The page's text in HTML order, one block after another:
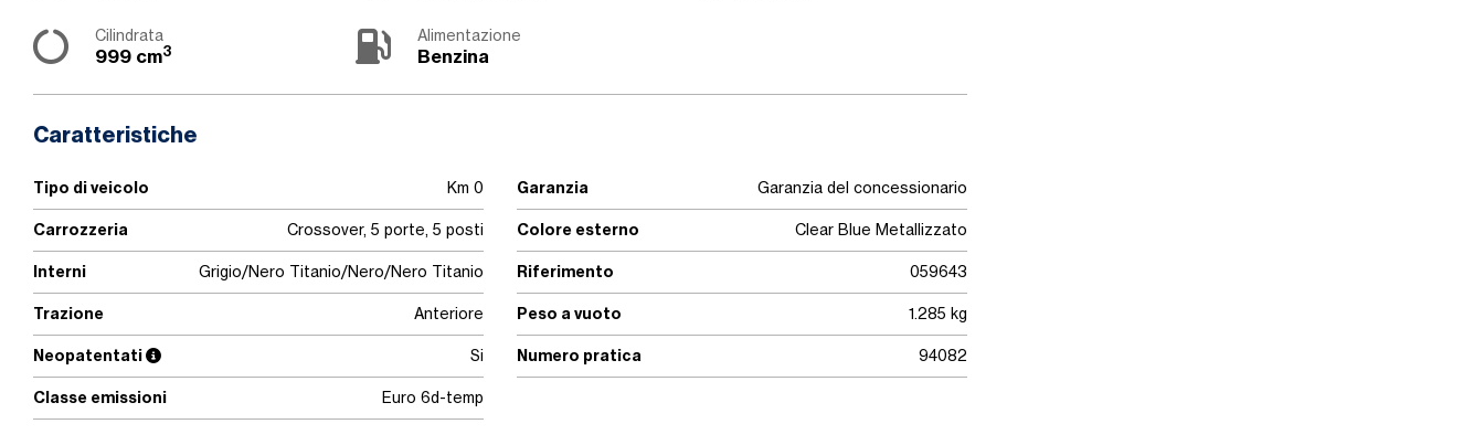
Cilindrata
999 cm3
Alimentazione
Benzina
Caratteristiche
Tipo di veicolo Km 0 Garanzia Garanzia del concessionario
Carrozzeria Crossover, 5 porte, 5 posti Colore esterno Clear Blue Metallizzato
Interni Grigio/Nero Titanio/Nero/Nero Titanio Riferimento 059643
Trazione Anteriore Peso a vuoto 1.285 kg
Neopatentati Si Numero pratica 94082
Classe emissioni Euro 6d-temp